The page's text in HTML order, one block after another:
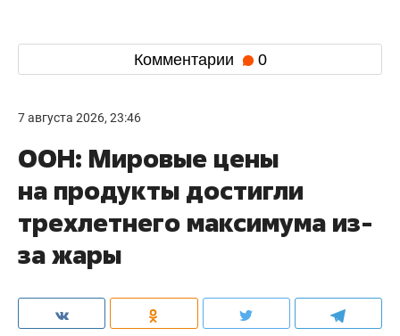
Комментарии 0
7 августа 2026, 23:46
ООН: Мировые цены
на продукты достигли
трехлетнего максимума из-
за жары